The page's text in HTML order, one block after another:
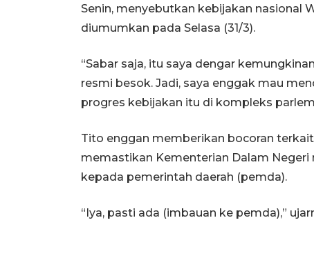
Senin, menyebutkan kebijakan nasional
diumumkan pada Selasa (31/3).
“Sabar saja, itu saya dengar
resmi besok. Jadi, saya enggak mau
progres kebijakan itu di kompleks
Tito enggan memberikan bocoran
memastikan Kementerian Dalam
kepada pemerintah daerah (pemda).
“Iya, pasti ada (imbauan ke pemda),”